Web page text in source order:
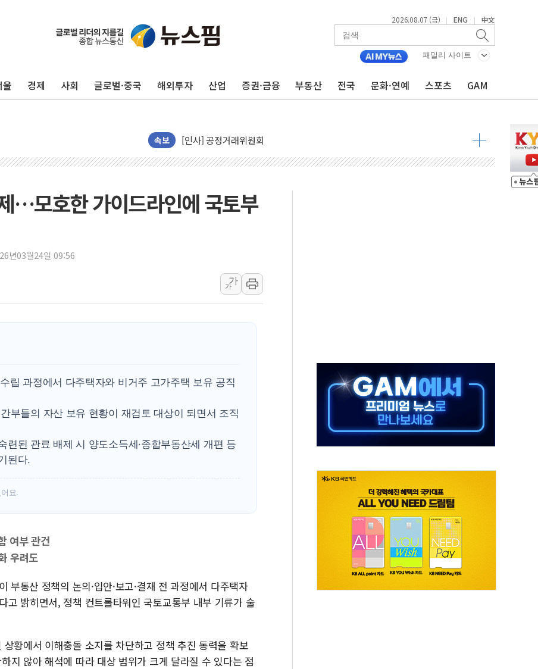
2026.08.07 (금) | ENG | 中文
패밀리 사이트
울 경제 사회 글로벌·중국 해외투자 산업 증권·금융 부동산 전국 문화·연예 스포츠 GAM
속보
벼랑 끝 선 '동전주' 무더기 상폐 위기…관리종목 우려 지정예고 총 63개
1순위보다 낮은 특별공급 경쟁률… 실수요자 관심
컴투스 '제우스: 오만의 신' 26일 출시, 유저의 캐릭터가 AI로 플레이한다
네이버 클립, 시청 만으로 혜택 얻는 피드코인 이벤트 진행
[인사] 공정거래위원회
KDB생명 본입찰 3파전…한화·흥국·한투 참여
카카오, 2026년 임금협약 타결…연봉 6.3% 인상
현대카드, 박재범·실리카겔 등 8~9월 공연 라인업 공개
"호남 없이 민주 당권 없다"...송영길·정청래·김민석, 호남 경선 앞두고 총력전
SK하이닉스, 주주환원 속도…"3분기 추가 방안 발표"
준공업지역 용적률 400% 적용하니…재건축보다 재개발 사업성 개선↑
현대해상, 유튜브 양육 콘텐츠 '소셜아이어워드' 대상 수상
…모호한 가이드라인에 국토부
년03월24일 09:56
가
가
립 과정에서 다주택자와 비거주 고가주택 보유 공직
부들의 자산 보유 현황이 재검토 대상이 되면서 조직
련된 관료 배제 시 양도소득세·종합부동산세 개편 등
된다.
요.
여부 관건
우려도
동산 정책의 논의·입안·보고·결재 전 과정에서 다주택자
고 밝히면서, 정책 컨트롤타워인 국토교통부 내부 기류가 술
황에서 이해충돌 소지를 차단하고 정책 추진 동력을 확보
지 않아 해석에 따라 대상 범위가 크게 달라질 수 있다는 점